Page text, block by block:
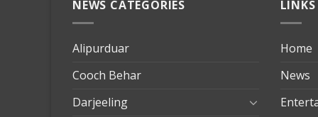
NEWS CATEGORIES
Alipurduar
Cooch Behar
Darjeeling
LINKS
Home
News